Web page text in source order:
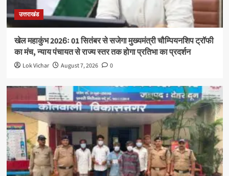
उत्तराखंड
खेल महाकुंभ 2026ः 01 सितंबर से सजेगा मुख्यमंत्री चौम्पियनशिप ट्रॉफी
का मंच, न्याय पंचायत से राज्य स्तर तक होगा प्रतिभा का प्रदर्शन
Lok Vichar August 7, 2026 0